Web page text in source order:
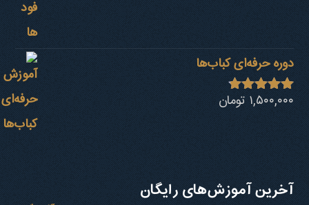
دوره حرفه‌ای کباب‎‌ها
نمره4.73
۱,۵۰۰,۰۰۰ تومان
آخرین آموزش‌های رایگان